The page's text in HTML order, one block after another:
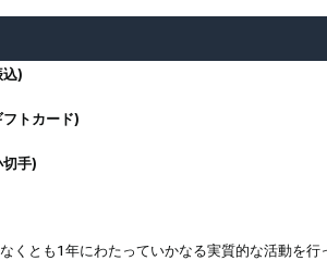
)
トカード)
手)
くとも1年にわたっていかなる実質的な活動を